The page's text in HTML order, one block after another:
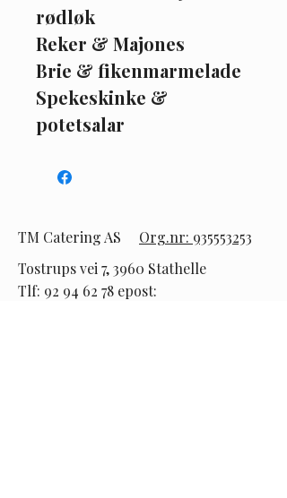
rødløk
Reker & Majones
Brie & fikenmarmelade
Spekeskinke &
potetsalar
TM Catering AS Org.nr: 935553253
Tostrups vei 7, 3960 Stathelle
Tlf: 92 94 62 78 epost: